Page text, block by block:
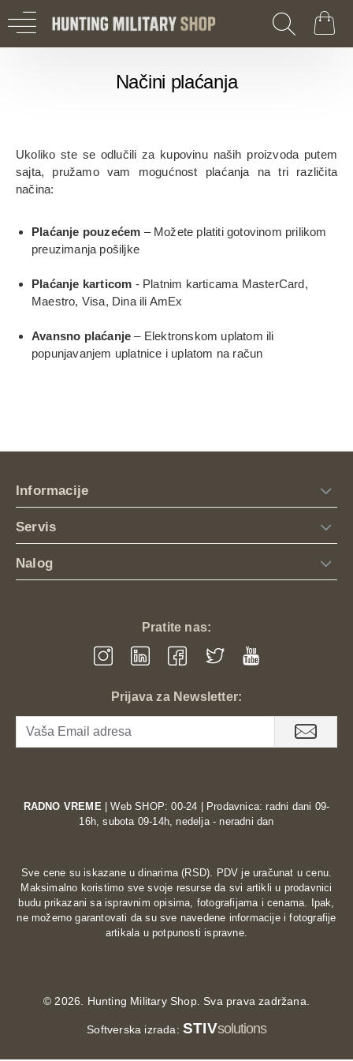
Načini plaćanja
Ukoliko ste se odlučili za kupovinu naših proizvoda putem
sajta, pružamo vam mogućnost plaćanja na tri različita
načina:
Plaćanje pouzećem – Možete platiti gotovinom prilikom
preuzimanja pošiljke
Plaćanje karticom - Platnim karticama MasterCard,
Maestro, Visa, Dina ili AmEx
Avansno plaćanje – Elektronskom uplatom ili
popunjavanjem uplatnice i uplatom na račun
Informacije
Servis
Nalog
Pratite nas:
Prijava za Newsletter:
RADNO VREME| Web SHOP: 00-24 | Prodavnica: radni dani 09-
16h, subota 09-14h, nedelja - neradni dan
Sve cene su iskazane u dinarima (RSD). PDV je uračunat u cenu.
Maksimalno koristimo sve svoje resurse da svi artikli u prodavnici
budu prikazani sa ispravnim opisima, fotografijama i cenama. Ipak,
ne možemo garantovati da su sve navedene informacije i fotografije
artikala u potpunosti ispravne.
©2026. Hunting Military Shop. Sva prava zadržana.
Softverska izrada: STIVsolutions